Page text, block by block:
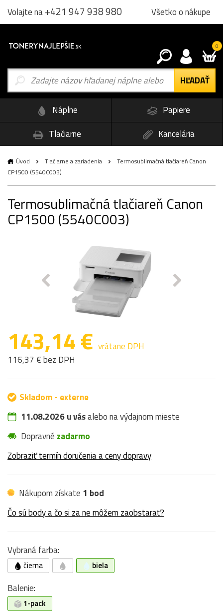
Volajte na+421 947 938 980 Všetko o nákupe
0
Náplne
Papiere
Tlačiarne
Kancelária
Úvod Tlačiarne a zariadenia
Termosublimačná tlačiareň Canon
CP1500 (5540C003)
Termosublimačná tlačiareň Canon
CP1500 (5540C003)
143,14 € vrátane DPH
116,37 € bez DPH
Skladom - externe
11.08.2026 u vásalebo na výdajnom mieste
Dopravné zadarmo
Zobraziť termín doručenia a ceny dopravy
Nákupom získate 1 bod
Čo sú body a čo si za ne môžem zaobstarať?
Vybraná farba:
čierna biela
Balenie:
1-pack